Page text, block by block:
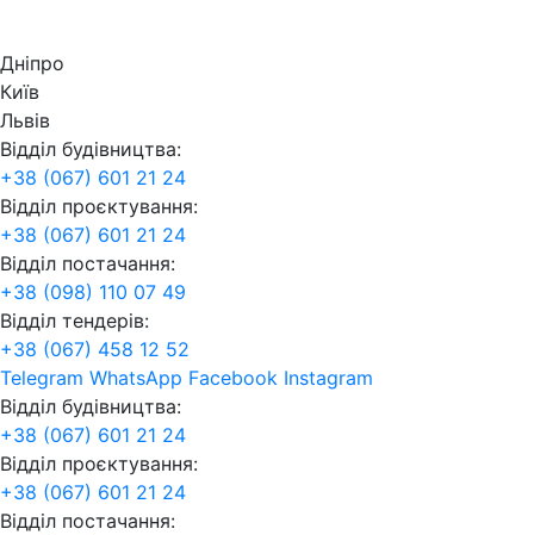
Дніпро
Київ
Львів
Відділ будівництва:
+38 (067) 601 21 24
Відділ проєктування:
+38 (067) 601 21 24
Відділ постачання:
+38 (098) 110 07 49
Відділ тендерів:
+38 (067) 458 12 52
Telegram WhatsApp Facebook Instagram
Відділ будівництва:
+38 (067) 601 21 24
Відділ проєктування:
+38 (067) 601 21 24
Відділ постачання: